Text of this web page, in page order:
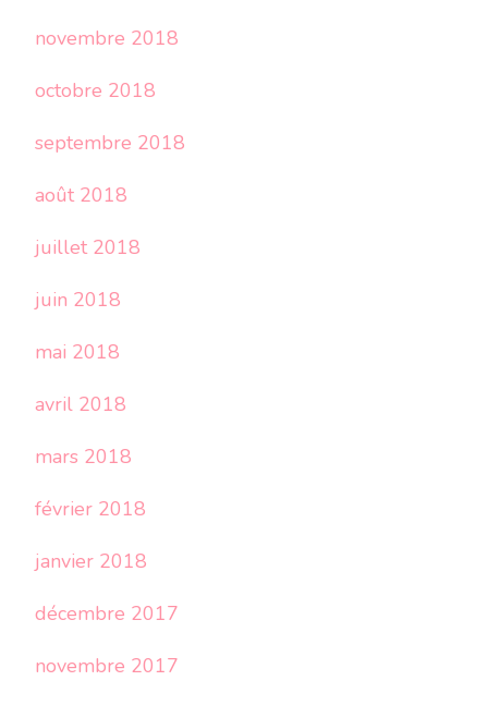
novembre 2018
octobre 2018
septembre 2018
août 2018
juillet 2018
juin 2018
mai 2018
avril 2018
mars 2018
février 2018
janvier 2018
décembre 2017
novembre 2017